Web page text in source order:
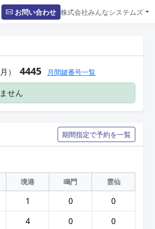
お問い合わせ 株式会社みんなシステムズ
） 4445 月間鍵番号一覧
せん
期間指定で予約を一覧
境港 鳴門 雲仙
1 0
0
4 0
0